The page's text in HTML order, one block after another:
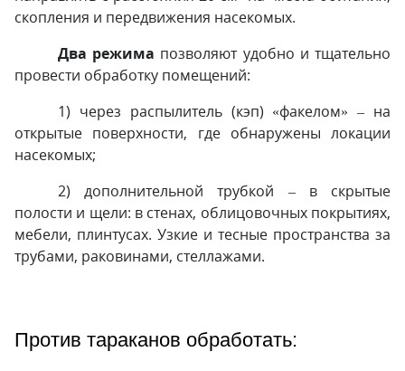
скопления и передвижения насекомых.
Два режима позволяют удобно и тщательно
провести обработку помещений:
1) через распылитель (кэп) «факелом» – на
открытые поверхности, где обнаружены локации
насекомых;
2) дополнительной трубкой – в скрытые
полости и щели: в стенах, облицовочных покрытиях,
мебели, плинтусах. Узкие и тесные пространства за
трубами, раковинами, стеллажами.
Против тараканов обработать: